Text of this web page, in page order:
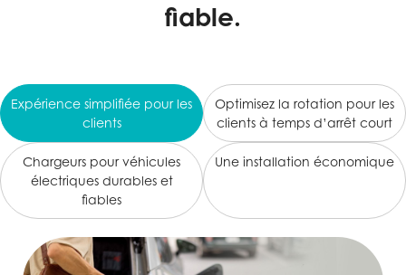
fiable.
Expérience simplifiée pour les
clients
Optimisez la rotation pour les
clients à temps d’arrêt court
Chargeurs pour véhicules
électriques durables et
fiables
Une installation économique